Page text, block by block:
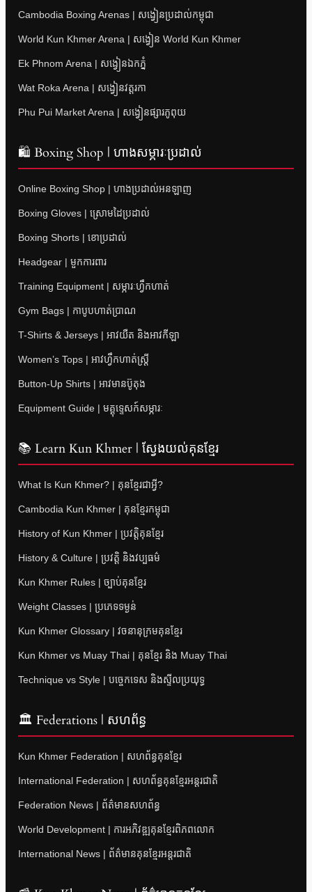
Cambodia Boxing Arenas | សង្វៀនប្រដាល់កម្ពុជា
World Kun Khmer Arena | សង្វៀន World Kun Khmer
Ek Phnom Arena | សង្វៀនឯកភ្នំ
Wat Roka Arena | សង្វៀនវត្តរកា
Phu Pui Market Arena | សង្វៀនផ្សារភូពុយ
🛍 Boxing Shop | ហាងសម្ភារៈប្រដាល់
Online Boxing Shop | ហាងប្រដាល់អនឡាញ
Boxing Gloves | ស្រោមដៃប្រដាល់
Boxing Shorts | ខោប្រដាល់
Headgear | មួកការពារ
Training Equipment | សម្ភារៈហ្វឹកហាត់
Gym Bags | កាបូបហាត់ប្រាណ
T-Shirts & Jerseys | អាវយឺត និងអាវកីឡា
Women’s Tops | អាវហ្វឹកហាត់ស្ត្រី
Button-Up Shirts | អាវមានប៊ូតុង
Equipment Guide | មគ្គុទ្ទេសក៍សម្ភារៈ
📚 Learn Kun Khmer | ស្វែងយល់គុនខ្មែរ
What Is Kun Khmer? | គុនខ្មែរជាអ្វី?
Cambodia Kun Khmer | គុនខ្មែរកម្ពុជា
History of Kun Khmer | ប្រវត្តិគុនខ្មែរ
History & Culture | ប្រវត្តិ និងវប្បធម៌
Kun Khmer Rules | ច្បាប់គុនខ្មែរ
Weight Classes | ប្រភេទទម្ងន់
Kun Khmer Glossary | វចនានុក្រមគុនខ្មែរ
Kun Khmer vs Muay Thai | គុនខ្មែរ និង Muay Thai
Technique vs Style | បច្ចេកទេស និងស្ទីលប្រយុទ្ធ
🏛 Federations | សហព័ន្ធ
Kun Khmer Federation | សហព័ន្ធគុនខ្មែរ
International Federation | សហព័ន្ធគុនខ្មែរអន្តរជាតិ
Federation News | ព័ត៌មានសហព័ន្ធ
World Development | ការអភិវឌ្ឍគុនខ្មែរពិភពលោក
International News | ព័ត៌មានគុនខ្មែរអន្តរជាតិ